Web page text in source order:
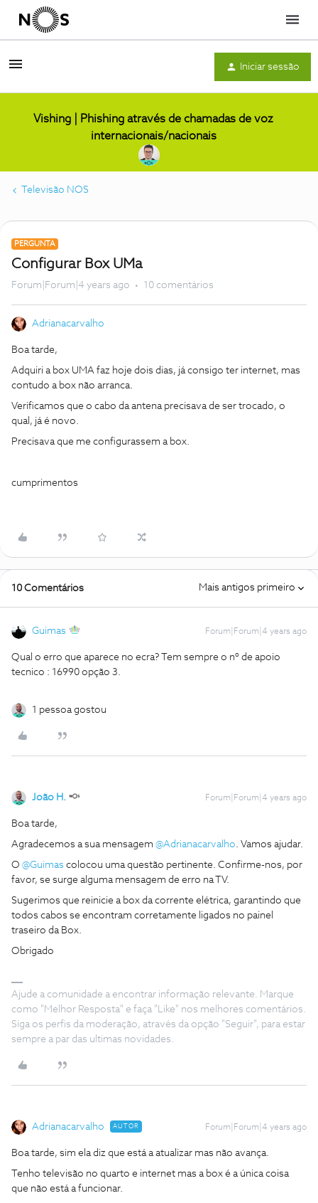
Menu
Iniciar sessão
Vishing | Phishing através de chamadas de voz
internacionais/nacionais
Televisão NOS
PERGUNTA
Configurar Box UMa
Forum|Forum|4 years ago 10 comentários
Adrianacarvalho
Boa tarde,
Adquiri a box UMA faz hoje dois dias, já consigo ter internet, mas
contudo a box não arranca.
Verificamos que o cabo da antena precisava de ser trocado, o
qual, já é novo.
Precisava que me configurassem a box.
cumprimentos
10 Comentários Mais antigos primeiro
Guimas Forum|Forum|4 years ago
Qual o erro que aparece no ecra? Tem sempre o nº de apoio
tecnico : 16990 opção 3.
1 pessoa gostou
João H. Forum|Forum|4 years ago
Boa tarde,
Agradecemos a sua mensagem @Adrianacarvalho. Vamos ajudar.
O @Guimas colocou uma questão pertinente. Confirme-nos, por
favor, se surge alguma mensagem de erro na TV.
Sugerimos que reinicie a box da corrente elétrica, garantindo que
todos cabos se encontram corretamente ligados no painel
traseiro da Box.
Obrigado
Ajude a comunidade a encontrar informação relevante. Marque
como "Melhor Resposta" e faça "Like" nos melhores comentários.
Siga os perfis da moderação, através da opção "Seguir", para estar
sempre a par das ultimas novidades.
Adrianacarvalho AUTOR Forum|Forum|4 years ago
Boa tarde, sim ela diz que está a atualizar mas não avança.
Tenho televisão no quarto e internet mas a box é a única coisa
que não está a funcionar.